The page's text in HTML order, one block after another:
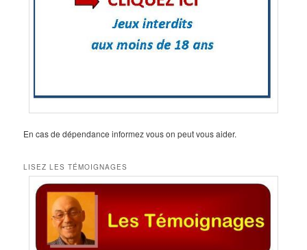
En cas de dépendance informez vous on peut vous aider.
LISEZ LES TÉMOIGNAGES